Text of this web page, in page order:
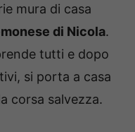
mura di casa
di Nicola.
tutti e dopo
si porta a casa
corsa salvezza.